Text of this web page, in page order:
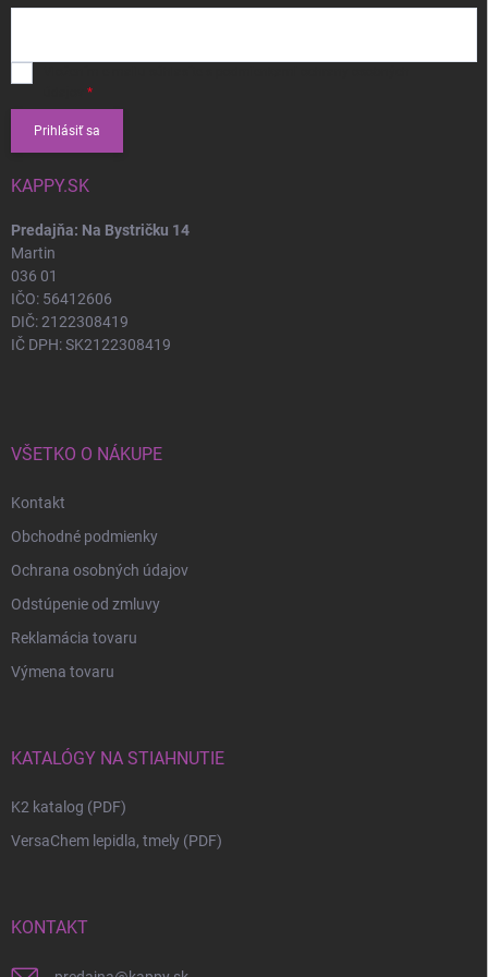
Prihlásiť sa
KAPPY.SK
Predajňa: Na Bystričku 14
Martin
036 01
IČO: 56412606
DIČ: 2122308419
IČ DPH: SK2122308419
VŠETKO O NÁKUPE
Kontakt
Obchodné podmienky
Ochrana osobných údajov
Odstúpenie od zmluvy
Reklamácia tovaru
Výmena tovaru
KATALÓGY NA STIAHNUTIE
K2 katalog (PDF)
VersaChem lepidla, tmely (PDF)
KONTAKT